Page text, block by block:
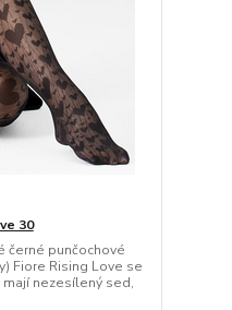
30
černé punčochové
Fiore Rising Love se
mají nezesílený sed,